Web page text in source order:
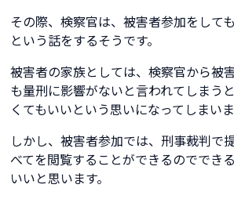
その際、検察官は、被害者参加をして
という話をするそうです。
被害者の家族としては、検察官から被
も量刑に影響がないと言われてしまう
くてもいいという思いになってしまいま
しかし、被害者参加では、刑事裁判で
べてを閲覧することができるのででき
いいと思います。